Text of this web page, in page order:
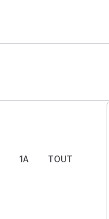
1A TOUT